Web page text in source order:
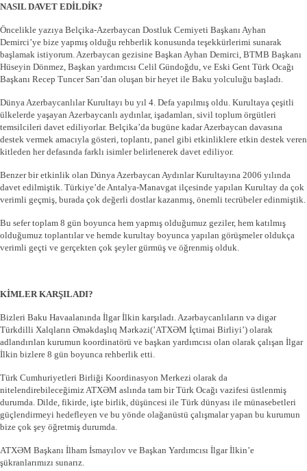
NASIL DAVET EDİLDİK?
Öncelikle yazıya Belçika-Azerbaycan Dostluk Cemiyeti Başkanı Ayhan
Demirci’ye bize yapmış olduğu rehberlik konusunda teşekkürlerimi sunarak
başlamak istiyorum. Azerbaycan gezisine Başkan Ayhan Demirci, BTMB Başkanı
Hüseyin Dönmez, Başkan yardımcısı Celil Gündoğdu, ve Eski Gent Türk Ocağı
Başkanı Recep Tuncer Sarı’dan oluşan bir heyet ile Baku yolculuğu başladı.
Dünya Azerbaycanlılar Kurultayı bu yıl 4. Defa yapılmış oldu. Kurultaya çeşitli
ülkelerde yaşayan Azerbaycanlı aydınlar, işadamları, sivil toplum örgütleri
temsilcileri davet ediliyorlar. Belçika’da bugüne kadar Azerbaycan davasına
destek vermek amacıyla gösteri, toplantı, panel gibi etkinliklere etkin destek veren
kitleden her defasında farklı isimler belirlenerek davet ediliyor.
Benzer bir etkinlik olan Dünya Azerbaycan Aydınlar Kurultayına 2006 yılında
davet edilmiştik. Türkiye’de Antalya-Manavgat ilçesinde yapılan Kurultay da çok
verimli geçmiş, burada çok değerli dostlar kazanmış, önemli tecrübeler edinmiştik.
Bu sefer toplam 8 gün boyunca hem yapmış olduğumuz geziler, hem katılmış
olduğumuz toplantılar ve hemde kurultay boyunca yapılan görüşmeler oldukça
verimli geçti ve gerçekten çok şeyler gürmüş ve öğrenmiş olduk.
KİMLER KARŞILADI?
Bizleri Baku Havaalanında İlgar İlkin karşıladı. Azərbaycanlıların və digər
Türkdilli Xalqların Əməkdaşlıq Mərkəzi(’ATXƏM İçtimai Birliyi’) olarak
adlandırılan kurumun koordinatörü ve başkan yardımcısı olan olarak çalışan İlgar
İlkin bizlere 8 gün boyunca rehberlik etti.
Türk Cumhuriyetleri Birliği Koordinasyon Merkezi olarak da
nitelendirebileceğimiz ATXƏM aslında tam bir Türk Ocağı vazifesi üstlenmiş
durumda. Dilde, fikirde, işte birlik, düşüncesi ile Türk dünyası ile münasebetleri
güçlendirmeyi hedefleyen ve bu yönde olağanüstü çalışmalar yapan bu kurumun
bize çok şey öğretmiş durumda.
ATXƏM Başkanı İlham İsmayılov ve Başkan Yardımcısı İlgar İlkin’e
şükranlarımızı sunarız.